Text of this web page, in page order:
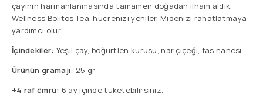
çayının harmanlanmasında tamamen doğadan ilham aldık.
Wellness Bolitos Tea, hücrenizi yeniler. Midenizi rahatlatmaya
yardımcı olur.
İçindekiler: Yeşil çay, böğürtlen kurusu, nar çiçeği, fas nanesi
Ürünün gramajı: 25 gr
+4 raf ömrü: 6 ay içinde tüketebilirsiniz.